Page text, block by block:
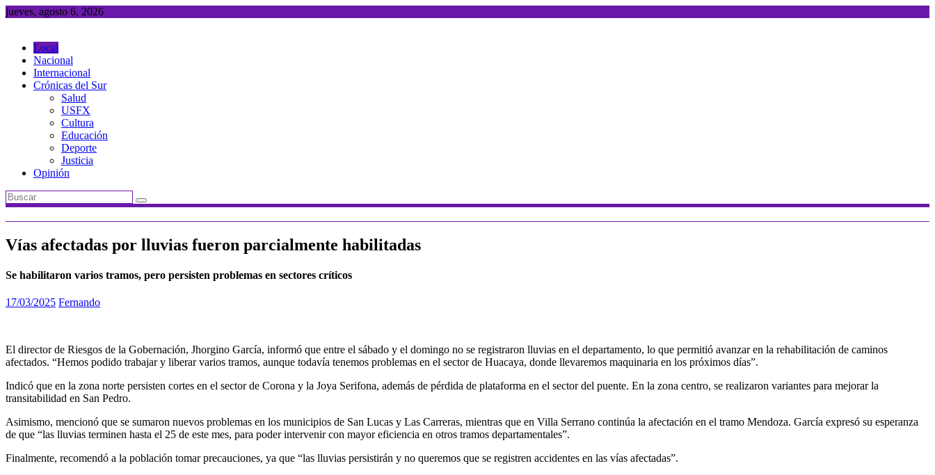
Saltar
jueves, agosto 6, 2026
Local
Nacional
Internacional
Crónicas del Sur
Salud
USFX
Cultura
Educación
Deporte
Justicia
Opinión
Vías afectadas por lluvias fueron parcialmente habilitadas
Se habilitaron varios tramos, pero persisten problemas en sectores críticos
17/03/2025 Fernando
El director de Riesgos de la Gobernación, Jhorgino García, informó que entre el sábado y el domingo no se registraron lluvias en el departamento, lo que permitió avanzar en la rehabilitación de caminos
afectados. “Hemos podido trabajar y liberar varios tramos, aunque todavía tenemos problemas en el sector de Huacaya, donde llevaremos maquinaria en los próximos días”.
Indicó que en la zona norte persisten cortes en el sector de Corona y la Joya Serifona, además de pérdida de plataforma en el sector del puente. En la zona centro, se realizaron variantes para mejorar la
transitabilidad en San Pedro.
Asimismo, mencionó que se sumaron nuevos problemas en los municipios de San Lucas y Las Carreras, mientras que en Villa Serrano continúa la afectación en el tramo Mendoza. García expresó su esperanza
de que “las lluvias terminen hasta el 25 de este mes, para poder intervenir con mayor eficiencia en otros tramos departamentales”.
Finalmente, recomendó a la población tomar precauciones, ya que “las lluvias persistirán y no queremos que se registren accidentes en las vías afectadas”.